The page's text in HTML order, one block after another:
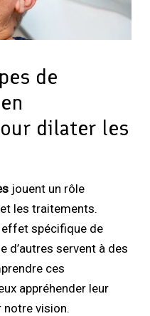
de
dilater les
jouent un rôle
les traitements.
effet spécifique de
d’autres servent à des
ces
appréhender leur
vision.